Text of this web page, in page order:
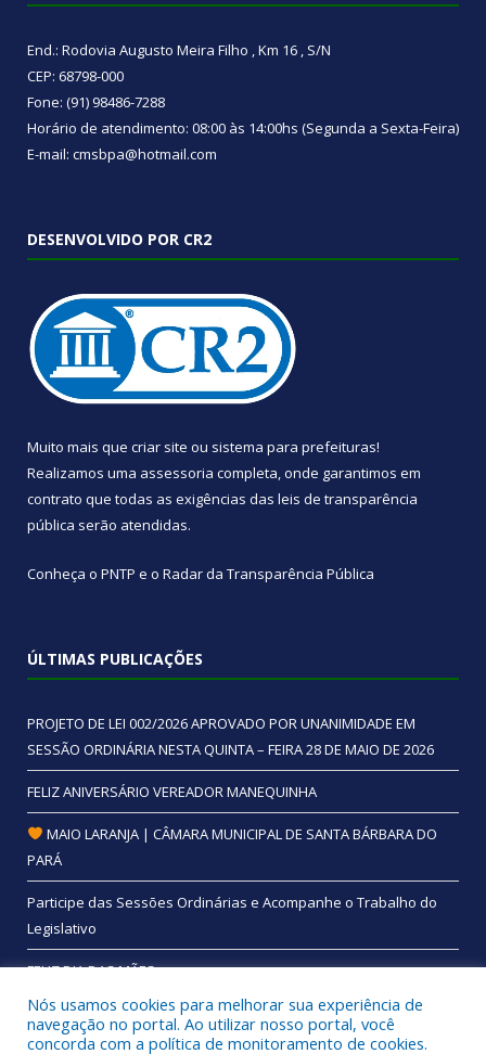
End.: Rodovia Augusto Meira Filho , Km 16 , S/N
CEP: 68798-000
Fone: (91) 98486-7288
Horário de atendimento: 08:00 às 14:00hs (Segunda a Sexta-Feira)
E-mail: cmsbpa@hotmail.com
DESENVOLVIDO POR CR2
Muito mais que criar site ou sistema para prefeituras!
Realizamos uma assessoria completa, onde garantimos em
contrato que todas as exigências das leis de transparência
pública serão atendidas.
Conheça o PNTP e o Radar da Transparência Pública
ÚLTIMAS PUBLICAÇÕES
PROJETO DE LEI 002/2026 APROVADO POR UNANIMIDADE EM
SESSÃO ORDINÁRIA NESTA QUINTA – FEIRA 28 DE MAIO DE 2026
FELIZ ANIVERSÁRIO VEREADOR MANEQUINHA
MAIO LARANJA | CÂMARA MUNICIPAL DE SANTA BÁRBARA DO
PARÁ
Participe das Sessões Ordinárias e Acompanhe o Trabalho do
Legislativo
FELIZ DIA DAS MÃES
Nós usamos cookies para melhorar sua experiência de
navegação no portal. Ao utilizar nosso portal, você
concorda com a política de monitoramento de cookies.